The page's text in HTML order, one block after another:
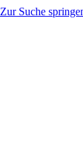
Zur Suche